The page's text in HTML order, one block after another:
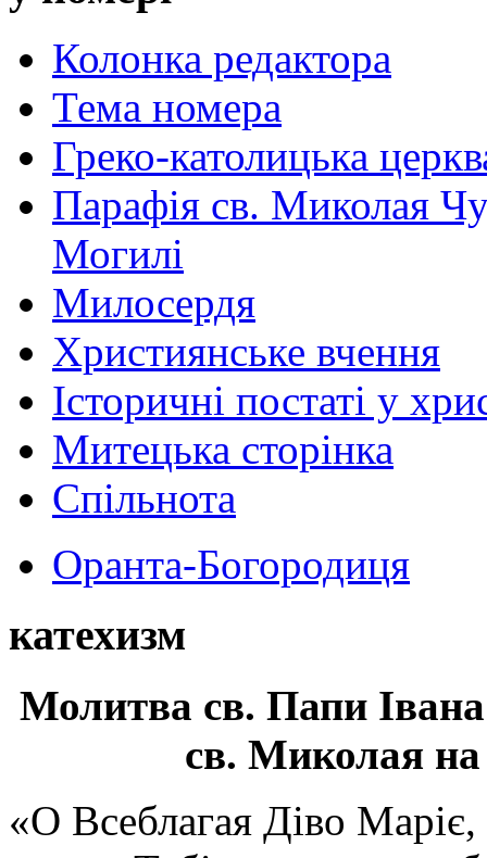
Колонка редактора
Тема номера
Греко-католицька
Парафія св. Миколая
Могилі
Милосердя
Християнське вчення
Історичні постаті у
Митецька сторінка
Спільнота
Оранта-Богородиця
катехизм
Молитва св. Папи
св. Миколая на
«О Всеблагая Діво